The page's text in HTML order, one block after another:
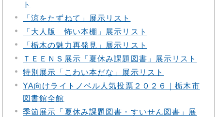
ト
「涼をたずねて」展示リスト
「大人版 怖い本棚」展示リスト
「栃木の魅力再発見」展示リスト
ＴＥＥＮＳ展示「夏休み課題図書」展示リスト
特別展示「こわい本だな」展示リスト
YA向けライトノベル人気投票２０２６｜栃木市
図書館全館
季節展示「夏休み課題図書・すいせん図書」展